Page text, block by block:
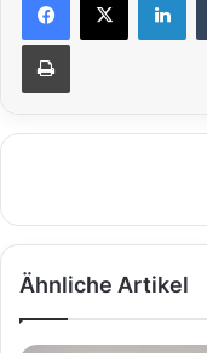
Ähnliche Artikel